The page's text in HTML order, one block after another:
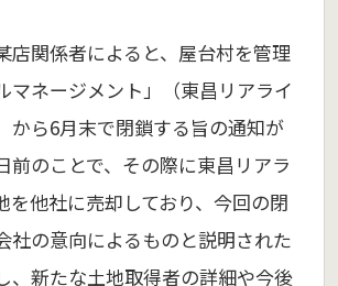
店関係者によると、屋台村を管理
マネージメント」（東昌リアライ
から6月末で閉鎖する旨の通知が
前のことで、その際に東昌リアラ
を他社に売却しており、今回の閉
社の意向によるものと説明された
、新たな土地取得者の詳細や今後